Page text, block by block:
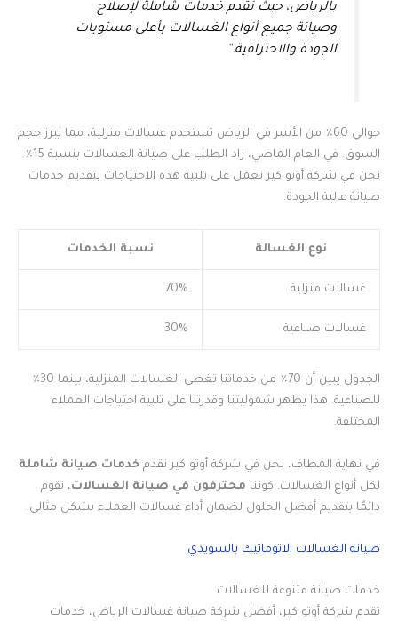
بالرياض، حيث نقدم خدمات شاملة لإصلاح
وصيانة جميع أنواع الغسالات بأعلى مستويات
الجودة والاحترافية.”
حوالي 60٪ من الأسر في الرياض تستخدم غسالات منزلية، مما يبرز حجم
السوق. في العام الماضي، زاد الطلب على صيانة الغسالات بنسبة 15٪.
نحن في شركة أوتو كير نعمل على تلبية هذه الاحتياجات بتقديم خدمات
صيانة عالية الجودة.
نوع الغسالة نسبة الخدمات
غسالات منزلية 70%
غسالات صناعية 30%
الجدول يبين أن 70٪ من خدماتنا تغطي الغسالات المنزلية، بينما 30٪
للصناعية. هذا يظهر شموليتنا وقدرتنا على تلبية احتياجات العملاء
المختلفة.
في نهاية المطاف، نحن في شركة أوتو كير نقدم خدمات صيانة شاملة
لكل أنواع الغسالات. كوننا محترفون في صيانة الغسالات، نقوم
دائمًا بتقديم أفضل الحلول لضمان أداء غسالات العملاء بشكل مثالي.
صيانه الغسالات الاتوماتيك بالسويدي
خدمات صيانة متنوعة للغسالات
تقدم شركة أوتو كير، أفضل شركة صيانة غسالات الرياض، خدمات